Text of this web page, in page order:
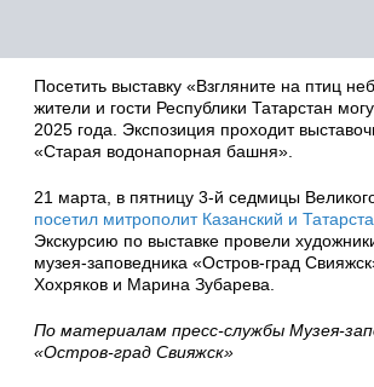
Посетить выставку «Взгляните на птиц
жители и гости Республики Татарстан
2025 года. Экспозиция проходит
«Старая водонапорная башня».
21 марта, в пятницу 3-й седмицы
посетил митрополит Казанский и
Экскурсию по выставке провели
музея-заповедника «Остров-град
Хохряков и Марина Зубарева.
По материалам пресс-службы Музея-
«Остров-град Свияжск»